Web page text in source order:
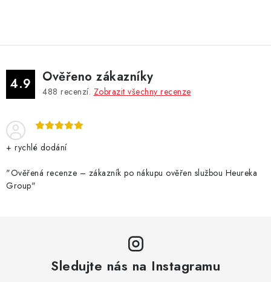
á
d
a
c
p
r
k
y
4.9 Ověřeno zákazníky
488 recenzí. Zobrazit všechny recenze
+ rychlé dodání
"Ověřená recenze – zákazník po nákupu ověřen službou Heureka
Group"
Sledujte nás na Instagramu